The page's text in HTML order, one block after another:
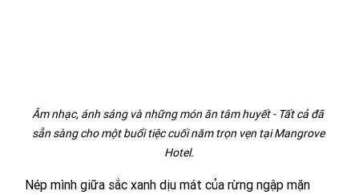
Âm nhạc, ánh sáng và những món ăn tâm huyết - Tất cả đã
sẵn sàng cho một buổi tiệc cuối năm trọn vẹn tại Mangrove
Hotel.
Nép mình giữa sắc xanh dịu mát của rừng ngập mặn